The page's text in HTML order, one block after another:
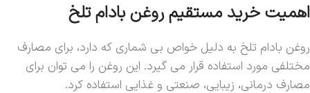
اهمیت خرید مستقیم روغن بادام تلخ
روغن بادام تلخ به دلیل خواص بی شماری که دارد، برای مصارف
مختلفی مورد استفاده قرار می گیرد. این روغن را می توان برای
مصارف درمانی، زیبایی، صنعتی و غذایی استفاده کرد.